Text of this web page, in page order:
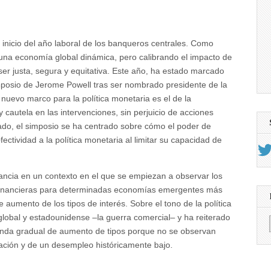
del año laboral de los banqueros centrales. Como
economía global dinámica, pero calibrando el impacto de
justa, segura y equitativa. Este año, ha estado marcado
de Jerome Powell tras ser nombrado presidente de la
marco para la política monetaria es el de la
en las intervenciones, sin perjuicio de acciones
el simposio se ha centrado sobre cómo el poder de
a la política monetaria al limitar su capacidad de
en un contexto en el que se empiezan a observar los
para determinadas economías emergentes más
de los tipos de interés. Sobre el tono de la política
y estadounidense –la guerra comercial– y ha reiterado
gradual de aumento de tipos porque no se observan
y de un desempleo históricamente bajo.
por